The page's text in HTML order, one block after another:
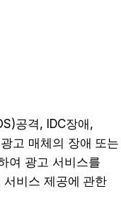
공격, IDC장애,
고 매체의 장애 또는
여 광고 서비스를
비스 제공에 관한